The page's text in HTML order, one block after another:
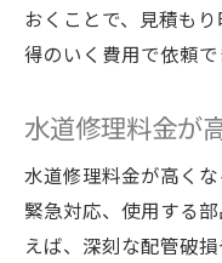
配管や蛇口
出張費や追
高額になる理由
水道修理
水回りメン
おくことで、見積も
得のいく費用で依頼で
水道修理料金が
水道修理料金が高く
緊急対応、使用する
えば、深刻な配管破